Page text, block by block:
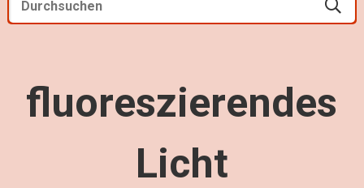
fluoreszierendes
Licht